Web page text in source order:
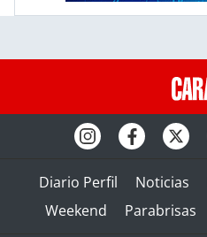
Diario Perfil Noticias
Weekend
Parabrisas